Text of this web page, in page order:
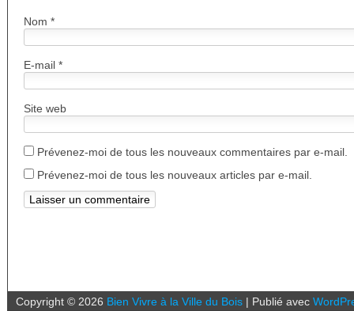
Nom *
E-mail *
Site web
Prévenez-moi de tous les nouveaux commentaires par e-mail.
Prévenez-moi de tous les nouveaux articles par e-mail.
Copyright © 2026 Bien Vivre à la Ville du Bois | Publié avec